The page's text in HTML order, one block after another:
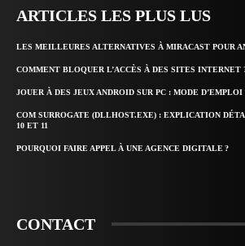
ARTICLES LES PLUS LUS
LES MEILLEURES ALTERNATIVES À MIRACAST POUR
COMMENT BLOQUER L’ACCÈS À DES SITES INTERNET
JOUER À DES JEUX ANDROID SUR PC : MODE D’EMPLOI
COM SURROGATE (DLLHOST.EXE) : EXPLICATION
10 ET 11
POURQUOI FAIRE APPEL À UNE AGENCE DIGITALE ?
CONTACT